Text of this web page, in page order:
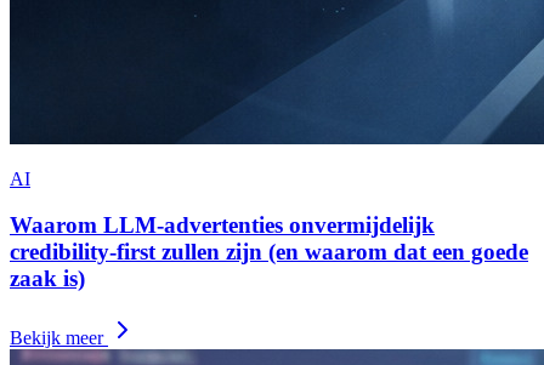
AI
Waarom LLM-advertenties onvermijdelijk
credibility-first zullen zijn (en waarom dat een goede
zaak is)
Bekijk meer